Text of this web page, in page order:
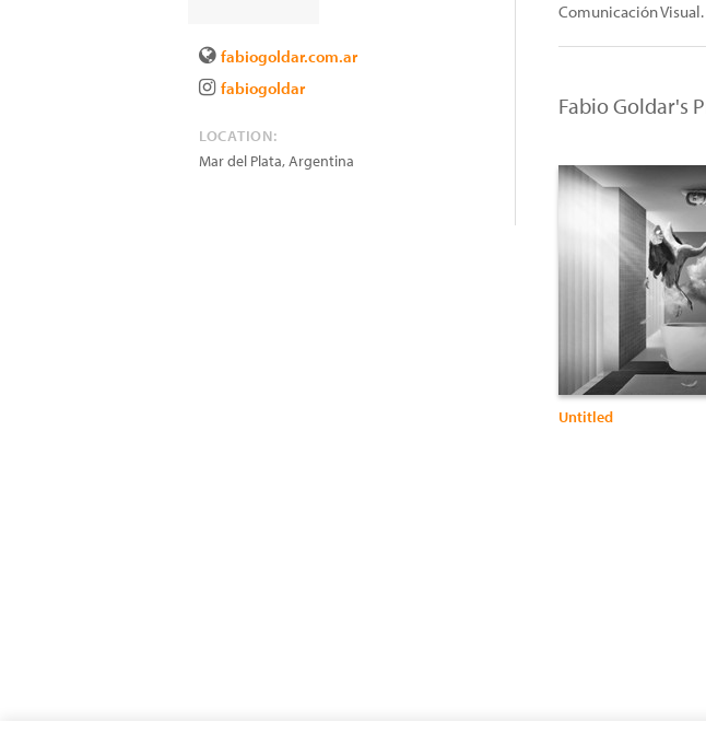
fabiogoldar.com.ar
fabiogoldar
LOCATION:
Mar del Plata,Argentina
Comunicación Visual.
Fabio Goldar's
Untitled